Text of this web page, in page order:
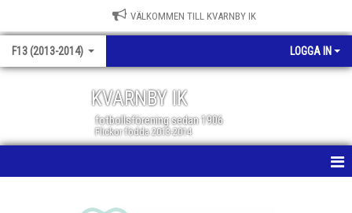
VÄLKOMMEN TILL KVARNBY IK
F13 (2013-2014) LOGGA IN
KVARNBY IK
fotbollsförening sedan 1906
Flickor födda 2013-2014